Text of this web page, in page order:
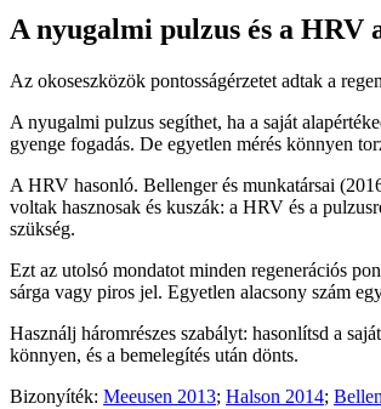
A nyugalmi pulzus és a HRV
Az okoseszközök pontosságérzetet adtak a
A nyugalmi pulzus segíthet, ha a saját
gyenge fogadás. De egyetlen mérés könnyen
A HRV hasonló. Bellenger és munkatársai
voltak hasznosak és kuszák: a HRV és a
szükség.
Ezt az utolsó mondatot minden regenerációs
sárga vagy piros jel. Egyetlen alacsony szám
Használj háromrészes szabályt: hasonlítsd a
könnyen, és a bemelegítés után dönts.
Bizonyíték: Meeusen 2013; Halson 2014;